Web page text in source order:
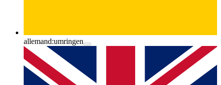
allemand:umringen